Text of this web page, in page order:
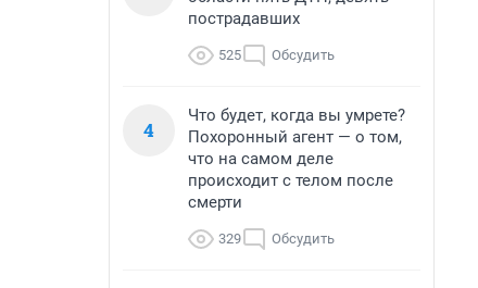
пострадавших
525 Обсудить
4
Что будет, когда вы умрете?
Похоронный агент — о том,
что на самом деле
происходит с телом после
смерти
329 Обсудить